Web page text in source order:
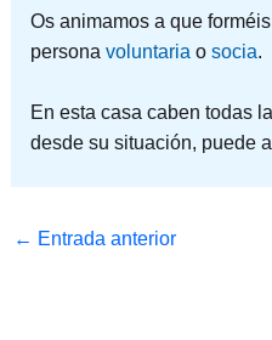
Os animamos a que
persona voluntaria o socia.
En esta casa caben todas
desde su situación, puede
← Entrada anterior